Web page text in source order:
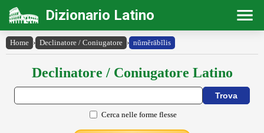
Dizionario Latino
Home › Declinatore / Coniugatore › nŭmĕrābĭlis
Declinatore / Coniugatore Latino
Cerca nelle forme flesse